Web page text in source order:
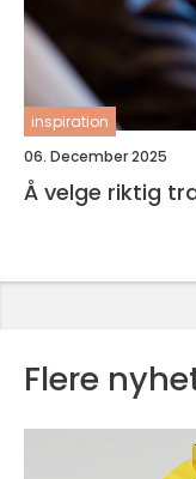
inspiration
06. December 2025
Å velge riktig
Flere